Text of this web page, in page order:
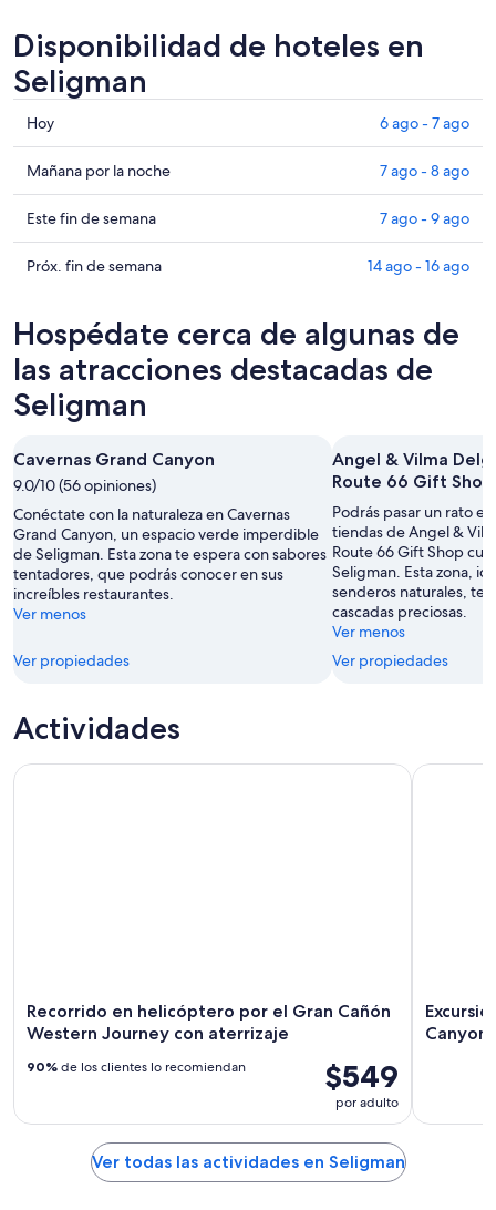
Disponibilidad de hoteles en
Seligman
Consultar
precios
en
Seligman
para
hoy,
6
7
Hoy 6 ago - 7 ago
Consultar
precios
en
Seligman
para
la
noche,
7
ago
ago
Mañana por la noche 7 ago - 8 ago
Consultar
precios
en
este
de
semana,
ago
-
9
ago
Este fin de semana 7 ago - 9 ago
Consultar
Seligman
para
el
próximo
de
semana,
14
ago
-
16
ago
Próx. fin de semana 14 ago - 16 ago
Hospédate cerca de algunas de
las atracciones destacadas de
Seligman
Cavernas Grand Canyon
9.0/10 (56 opiniones)
Conéctate con la naturaleza en Cavernas
Grand Canyon, un espacio verde imperdible
de Seligman. Esta zona te espera con sabores
tentadores, que podrás conocer en sus
increíbles restaurantes.
Ver menos
Ver propiedades
Angel & Vilma
Route 66 Gift Shop
Podrás pasar un rato
tiendas de Angel &
Route 66 Gift Shop
Seligman. Esta zona,
senderos naturales, te
cascadas preciosas.
Ver menos
Ver propiedades
Actividades
Recorrido en helicóptero por el Gran Cañón
Western Journey con aterrizaje
$549
por adulto
90% de los clientes lo recomiendan
Recorrido en helicóptero por el Gran Cañón Western
Canyon
Ver todas las actividades en Seligman